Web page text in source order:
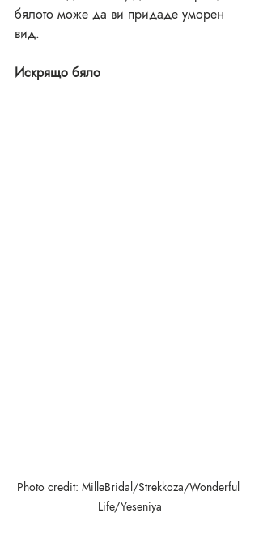
бялото може да ви придаде уморен
вид.
Искрящо бяло
Photo credit: MilleBridal/Strekkoza/Wonderful
Life/Yeseniya